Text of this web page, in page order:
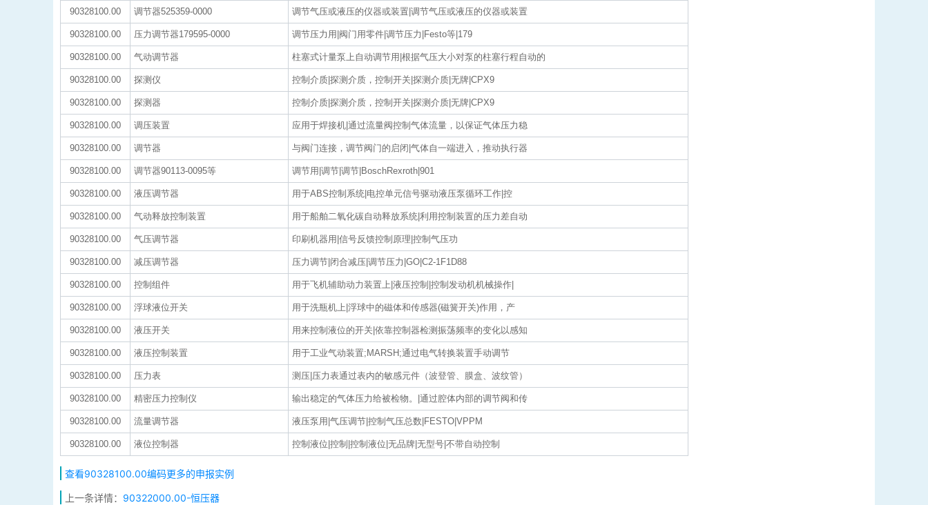
90328100.00 调节器525359-0000 调节气压或液压的仪器或装置|调节气压或液压的仪器或装置
90328100.00 压力调节器179595-0000 调节压力用|阀门用零件|调节压力|Festo等|179
90328100.00 气动调节器 柱塞式计量泵上自动调节用|根据气压大小对泵的柱塞行程自动的
90328100.00 探测仪 控制介质|探测介质，控制开关|探测介质|无牌|CPX9
90328100.00 探测器 控制介质|探测介质，控制开关|探测介质|无牌|CPX9
90328100.00 调压装置 应用于焊接机|通过流量阀控制气体流量，以保证气体压力稳
90328100.00 调节器 与阀门连接，调节阀门的启闭|气体自一端进入，推动执行器
90328100.00 调节器90113-0095等 调节用|调节|调节|BoschRexroth|901
90328100.00 液压调节器 用于ABS控制系统|电控单元信号驱动液压泵循环工作|控
90328100.00 气动释放控制装置 用于船舶二氧化碳自动释放系统|利用控制装置的压力差自动
90328100.00 气压调节器 印刷机器用|信号反馈控制原理|控制气压功
90328100.00 减压调节器 压力调节|闭合减压|调节压力|GO|C2-1F1D88
90328100.00 控制组件 用于飞机辅助动力装置上|液压控制|控制发动机机械操作|
90328100.00 浮球液位开关 用于洗瓶机上|浮球中的磁体和传感器(磁簧开关)作用，产
90328100.00 液压开关 用来控制液位的开关|依靠控制器检测振荡频率的变化以感知
90328100.00 液压控制装置 用于工业气动装置;MARSH;通过电气转换装置手动调节
90328100.00 压力表 测压|压力表通过表内的敏感元件（波登管、膜盒、波纹管）
90328100.00 精密压力控制仪 输出稳定的气体压力给被检物。|通过腔体内部的调节阀和传
90328100.00 流量调节器 液压泵用|气压调节|控制气压总数|FESTO|VPPM
90328100.00 液位控制器 控制液位|控制|控制液位|无品牌|无型号|不带自动控制
查看90328100.00编码更多的申报实例
上一条详情： 90322000.00-恒压器